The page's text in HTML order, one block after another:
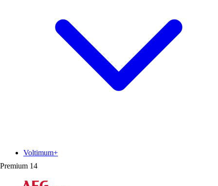
Premium 14
Voltimum+